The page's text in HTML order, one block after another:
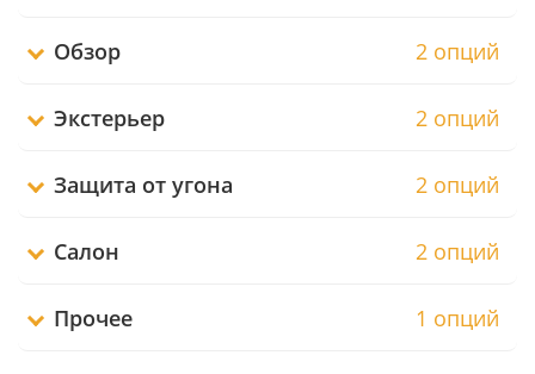
Обзор 2 опций
Экстерьер 2 опций
Защита от угона 2 опций
Салон 2 опций
Прочее 1 опций